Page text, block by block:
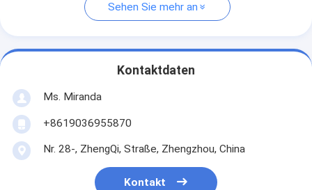
Sehen Sie mehr an
Kontaktdaten
Ms. Miranda
+8619036955870
Nr. 28-, ZhengQi, Straße, Zhengzhou, China
Kontakt